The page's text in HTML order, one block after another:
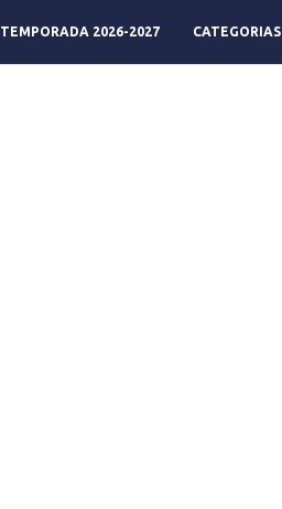
TEMPORADA 2026-2027 CATEGORIAS